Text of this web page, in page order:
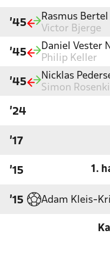
'45
Rasmus Bertel
Victor Bjerge
'45
Daniel Vester
Philip Keller
'45
Nicklas
Simon
'24
'17
'15 1.
'15 Adam Kleis-